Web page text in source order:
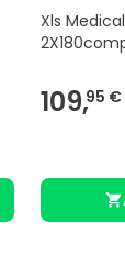
Xls
109,95 €